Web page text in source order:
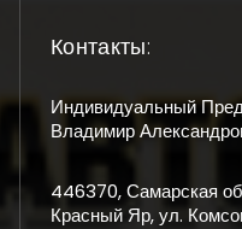
Контакты:
Индивидуальный
Владимир
446370, Самарская
Красный Яр, ул.